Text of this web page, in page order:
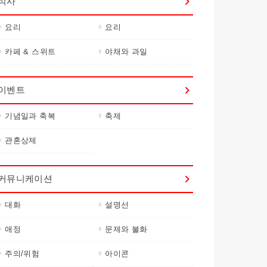
요리 요리
카페 & 스위트 야채와 과일
벤트
기념일과 축복 축제
관혼상제
뮤니케이션
대화 설명선
애정 문제와 불화
주의/위험 아이콘